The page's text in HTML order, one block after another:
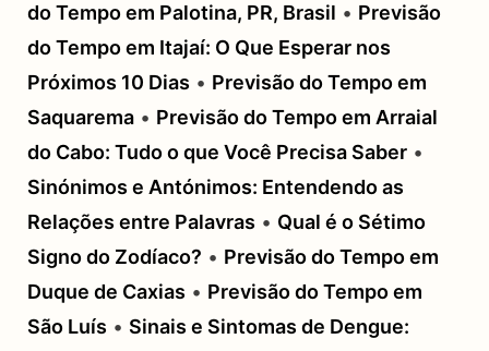
do Tempo em Palotina, PR, Brasil • Previsão
do Tempo em Itajaí: O Que Esperar nos
Próximos 10 Dias • Previsão do Tempo em
Saquarema • Previsão do Tempo em Arraial
do Cabo: Tudo o que Você Precisa Saber •
Sinónimos e Antónimos: Entendendo as
Relações entre Palavras • Qual é o Sétimo
Signo do Zodíaco? • Previsão do Tempo em
Duque de Caxias • Previsão do Tempo em
São Luís • Sinais e Sintomas de Dengue: